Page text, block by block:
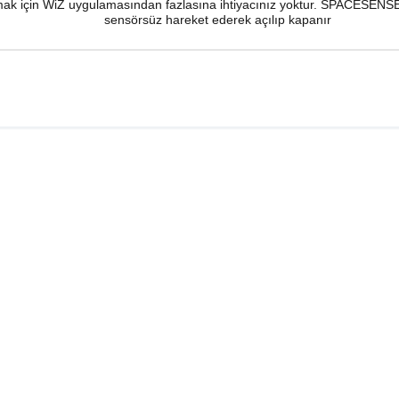
için WiZ uygulamasından fazlasına ihtiyacınız yoktur.
sensörsüz hareket ederek açılıp kapanır